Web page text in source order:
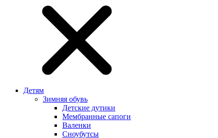
Детям
Зимняя обувь
Детские дутики
Мембранные сапоги
Валенки
Сноубутсы